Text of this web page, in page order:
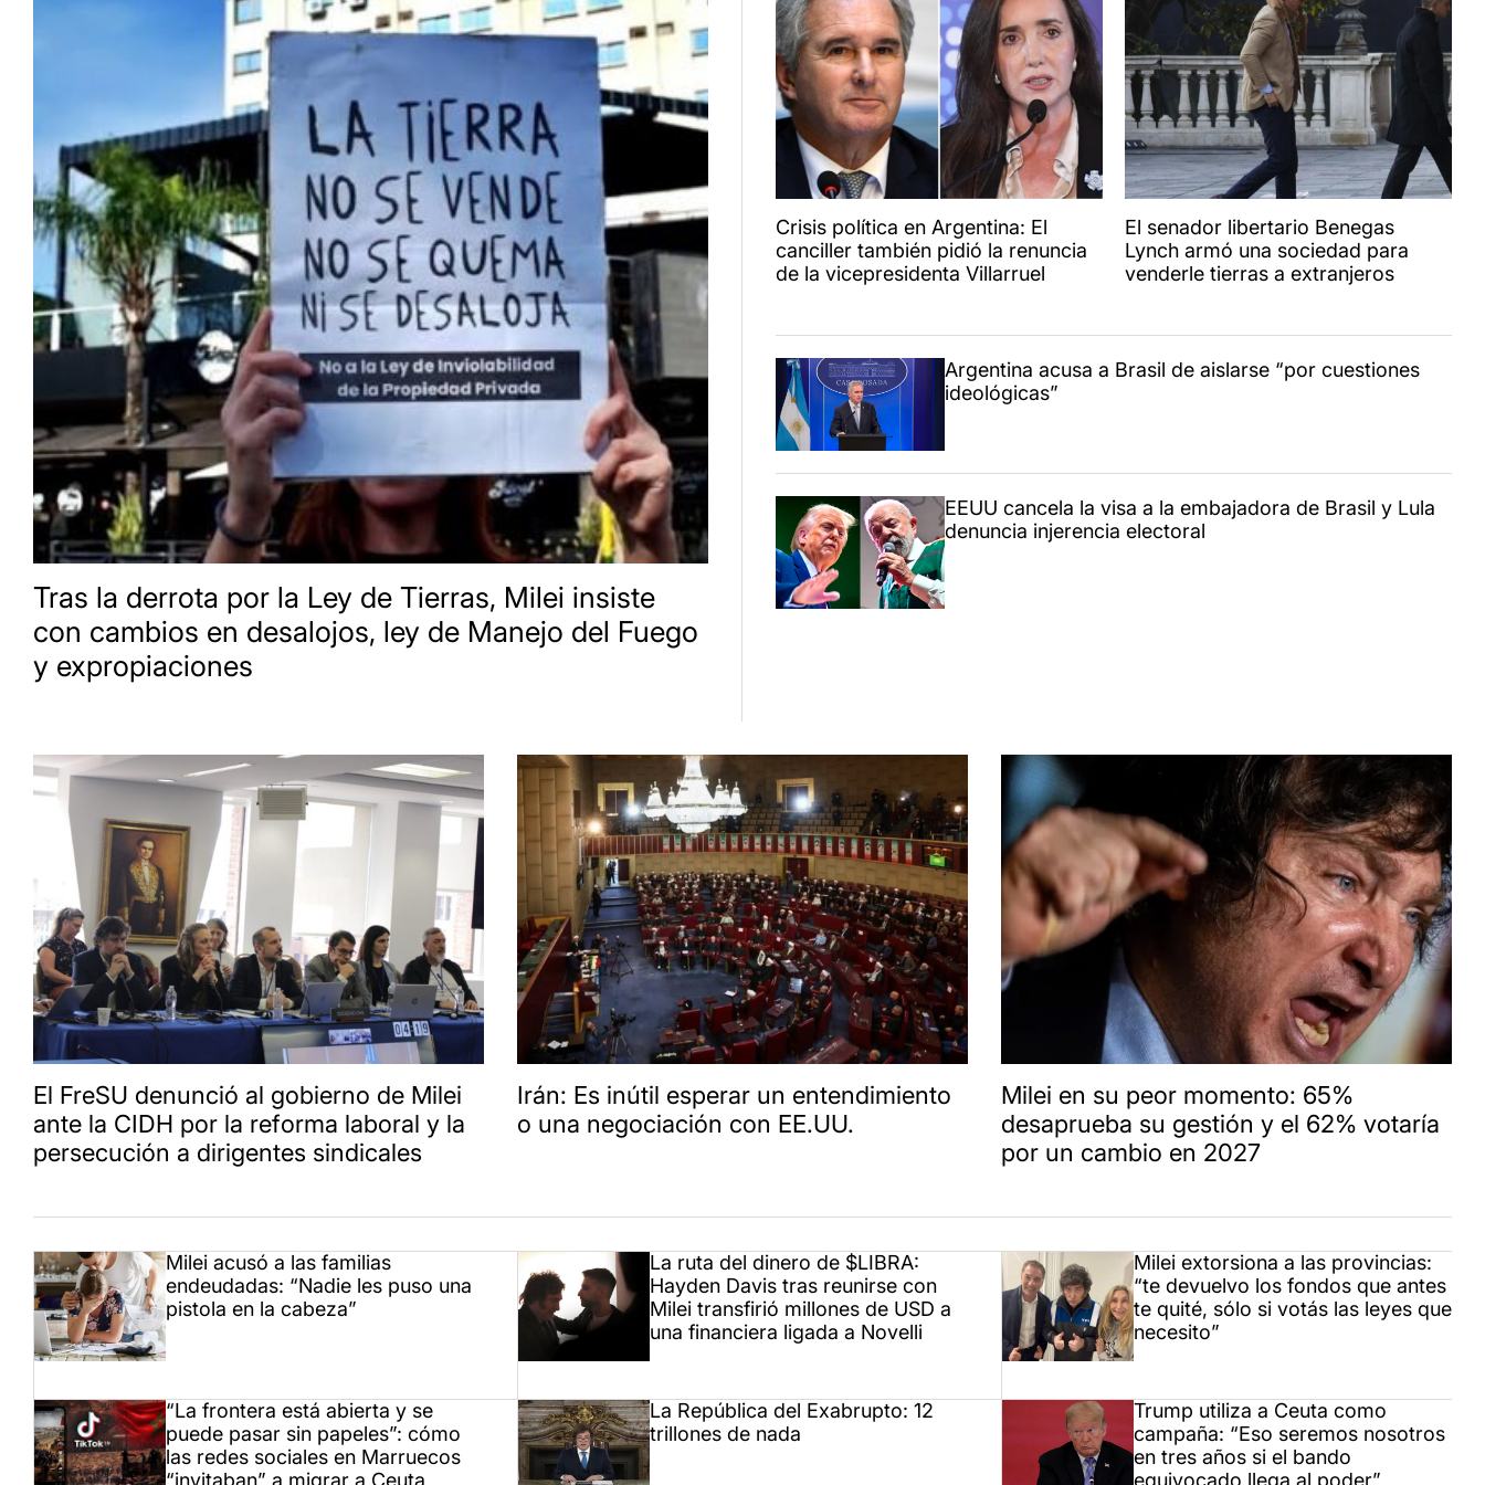
Tras la derrota por la Ley de Tierras, Milei insiste
con cambios en desalojos, ley de Manejo del Fuego
y expropiaciones
Crisis política en Argentina: El
canciller también pidió la renuncia
de la vicepresidenta Villarruel
El senador libertario Benegas
Lynch armó una sociedad para
venderle tierras a extranjeros
Argentina acusa a Brasil de aislarse “por cuestiones
ideológicas”
EEUU cancela la visa a la embajadora de Brasil y Lula
denuncia injerencia electoral
El FreSU denunció al gobierno de Milei
ante la CIDH por la reforma laboral y la
persecución a dirigentes sindicales
Irán: Es inútil esperar un entendimiento
o una negociación con EE.UU.
Milei en su peor momento: 65%
desaprueba su gestión y el 62% votaría
por un cambio en 2027
Milei acusó a las familias
endeudadas: “Nadie les puso una
pistola en la cabeza”
La ruta del dinero de $LIBRA:
Hayden Davis tras reunirse con
Milei transfirió millones de USD a
una financiera ligada a Novelli
Milei extorsiona a las provincias:
“te devuelvo los fondos que antes
te quité, sólo si votás las leyes que
necesito”
“La frontera está abierta y se
puede pasar sin papeles”: cómo
las redes sociales en Marruecos
“invitaban” a migrar a Ceuta
La República del Exabrupto: 12
trillones de nada
Trump utiliza a Ceuta como
campaña: “Eso seremos nosotros
en tres años si el bando
equivocado llega al poder”